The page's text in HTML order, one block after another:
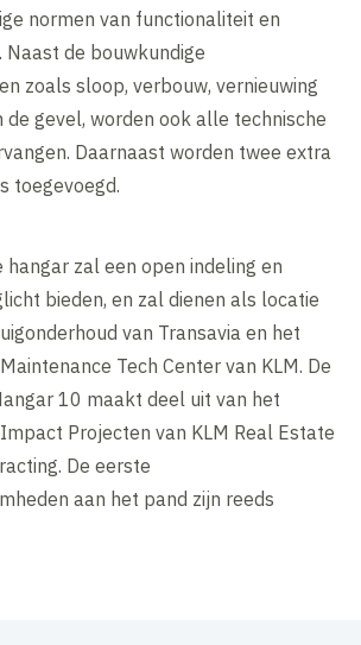
normen van functionaliteit en
Naast de bouwkundige
zoals sloop, verbouw, vernieuwing
de gevel, worden ook alle technische
Daarnaast worden twee extra
toegevoegd.
hangar zal een open indeling en
bieden, en zal dienen als locatie
van Transavia en het
Tech Center van KLM. De
10 maakt deel uit van het
Projecten van KLM Real Estate
De eerste
aan het pand zijn reeds